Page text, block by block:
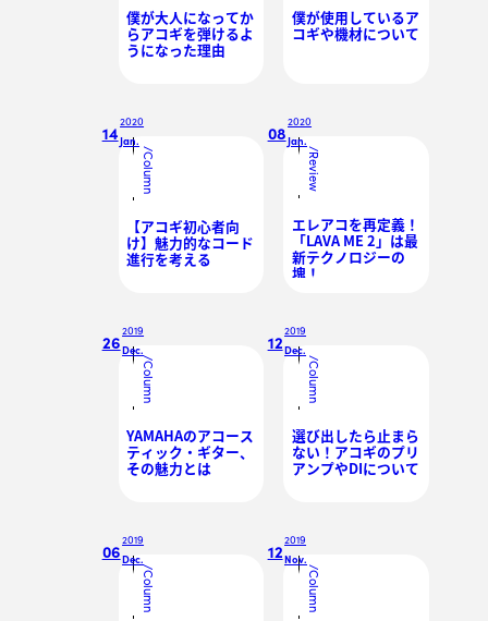
僕が大人になってか
らアコギを弾けるよ
うになった理由
僕が使用しているア
コギや機材について
14
2020
Jan. /
Column
【アコギ初心者向
け】魅力的なコード
進行を考える
08
2020
Jan./
Review
エレアコを再定義！
「LAVA ME 2」は最
新テクノロジーの
塊！
26
2019
Dec./
Column
YAMAHAのアコース
ティック・ギター、
その魅力とは
12
2019
Dec./
Column
選び出したら止まら
ない！アコギのプリ
アンプやDIについて
06
2019
Dec./
Column
12
2019
Nov./
Column